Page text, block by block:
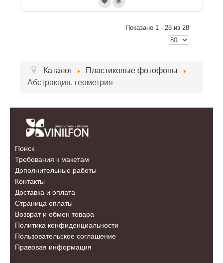
Показано 1 - 28 из 28
Каталог
Пластиковые фотофоны
Абстракция, геометрия
Поиск
Требования к макетам
Дополнительные работы
Контакты
Доставка и оплата
Страница оплаты
Возврат и обмен товара
Политика конфиденциальности
Пользовательское соглашение
Правовая информация